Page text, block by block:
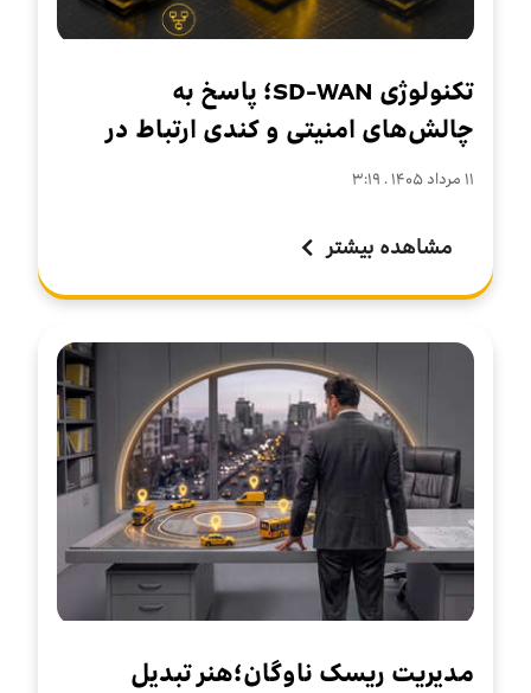
تکنولوژی SD-WAN؛ پاسخ به
چالش‌های امنیتی و کندی ارتباط در
سازمان‌های چندشعبه‌ای
۱۱ مرداد ۱۴۰۵ . ۳:۱۹
مشاهده بیشتر
مدیریت ریسک ناوگان؛هنر تبدیل